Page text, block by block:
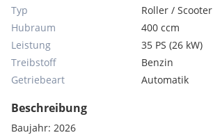
Typ
Roller / Scooter
Hubraum
400 ccm
Leistung
35 PS (26 kW)
Treibstoff
Benzin
Getriebeart
Automatik
Beschreibung
Baujahr: 2026